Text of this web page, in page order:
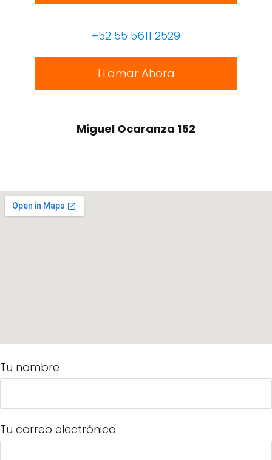
+52 55 5611 2529
LLamar Ahora
Miguel Ocaranza 152
Tu nombre
Tu correo electrónico